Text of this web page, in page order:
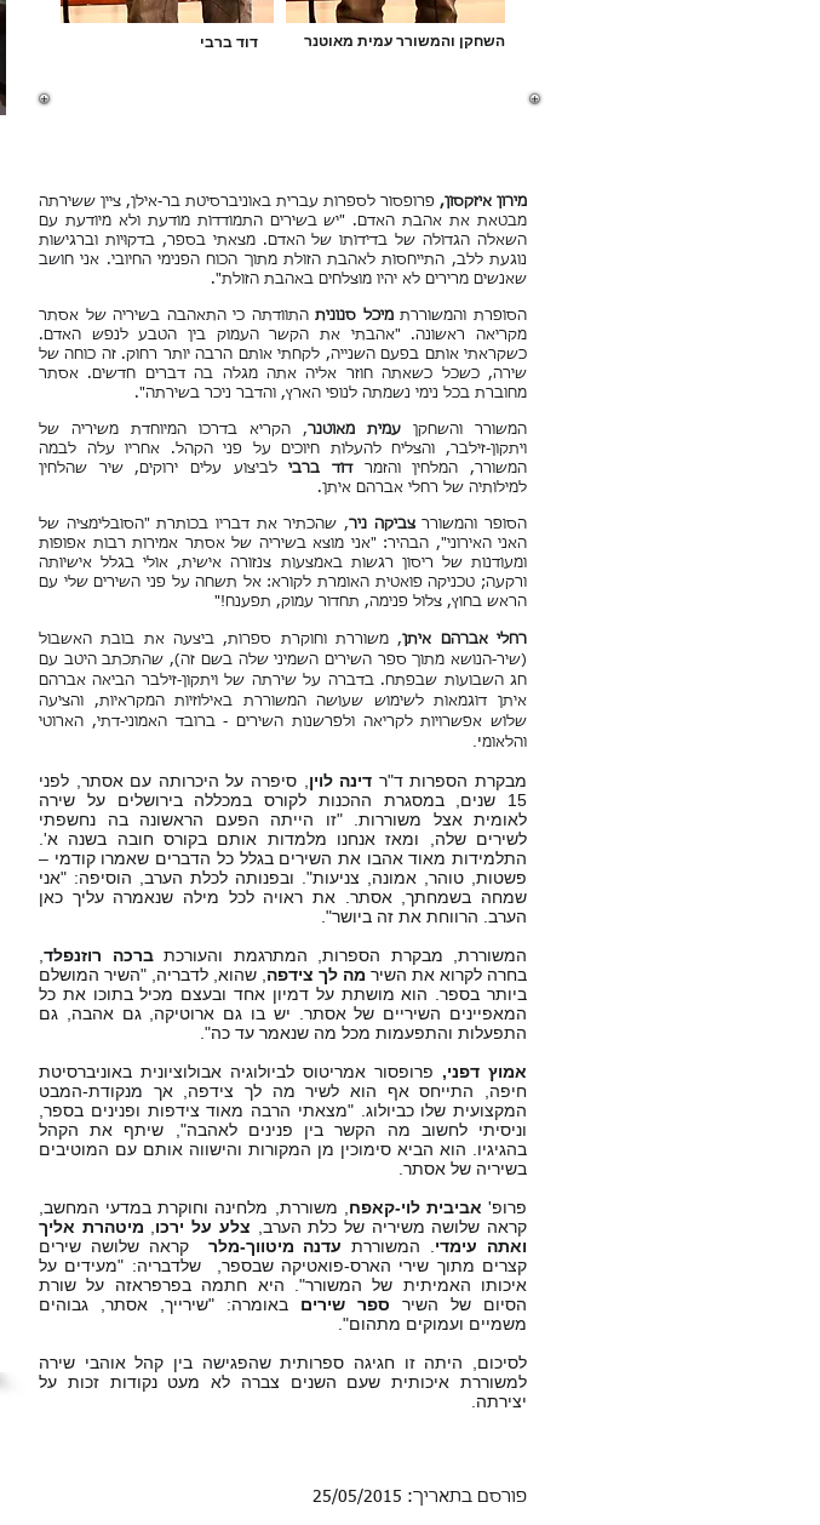
דוד ברבי השחקן והמשורר עמית מאוטנר
מירון איזקסון, פרופסור לספרות עברית באוניברסיטת בר-אילן, ציין ששירתה
מבטאת את אהבת האדם. "יש בשירים התמודדות מודעת ולא מיודעת עם
השאלה הגדולה של בדידותו של האדם. מצאתי בספר, בדקוּיות וברגישות
נוגעת ללב, התייחסות לאהבת הזולת מתוך הכוח הפנימי החיובי. אני חושב
שאנשים מרירים לא יהיו מוצלחים באהבת הזולת".
הסופרת והמשוררתמיכל סנוניתהתוודתה כי התאהבה בשיריה של אסתר
מקריאה ראשונה. "אהבתי את הקשר העמוק בין הטבע לנפש האדם.
כשקראתי אותם בפעם השנייה, לקחתי אותם הרבה יותר רחוק. זה כוחה של
שירה, כשכל כשאתה חוזר אליה אתה מגלה בה דברים חדשים. אסתר
מחוברת בכל נימי נשמתה לנופי הארץ, והדבר ניכר בשירתה".
המשורר והשחקן עמית מאוטנר, הקריא בדרכו המיוחדת משיריה של
ויתקון-זילבר, והצליח להעלות חיוכים על פני הקהל. אחריו עלה לבמה
המשורר, המלחין והזמרדוד ברבילביצוע עלים ירוקים, שיר שהלחין
למילותיה של רחלי אברהם איתן.
הסופר והמשוררצביקה ניר, שהכתיר את דבריו בכותרת "הסובלימציה של
האני האירוני", הבהיר: "אני מוצא בשיריה של אסתר אמירות רבות אפופות
ומעודנות של ריסון רגשות באמצעות צנזורה אישית, אולי בגלל אישיותה
ורקעה; טכניקה פואטית האומרת לקורא: אל תשחה על פני השירים שלי עם
הראש בחוץ, צלול פנימה, תחדור עמוק, תפענח!"
רחלי אברהם איתן, משוררת וחוקרת ספרות, ביצעה את בובת האשבול
(שיר-הנושא מתוך ספר השירים השמיני שלה בשם זה), שהתכתב היטב עם
חג השבועות שבפתח. בדברה על שירתה של ויתקון-זילבר הביאה אברהם
איתן דוגמאות לשימוש שעושה המשוררת באילוזיות המקראיות, והציעה
שלוש אפשרויות לקריאה ולפרשנות השירים - ברובד האמוני-דתי, הארוטי
והלאומי.
מבקרת הספרות ד"ר דינה לוין , סיפרה על היכרותה עם אסתר, לפני
15 שנים, במסגרת ההכנות לקורס במכללה בירושלים על שירה
לאומית אצל משוררות. "זו הייתה הפעם הראשונה בה נחשפתי
לשירים שלה, ומאז אנחנו מלמדות אותם בקורס חובה בשנה א'.
התלמידות מאוד אהבו את השירים בגלל כל הדברים שאמרו קודמי –
פשטות, טוהר, אמונה, צניעות". ובפנותה לכלת הערב, הוסיפה: "אני
שמחה בשמחתך, אסתר. את ראויה לכל מילה שנאמרה עליך כאן
הערב. הרווחת את זה ביושר".
המשוררת, מבקרת הספרות, המתרגמת והעורכתברכה רוזנפלד
בחרה לקרוא את השיר מה לך צידפה , שהוא, לדבריה, "השיר המושלם
ביותר בספר. הוא מושתת על דמיון אחד ובעצם מכיל בתוכו את כל
המאפיינים השיריים של אסתר. יש בו גם ארוטיקה, גם אהבה, גם
התפעלות והתפעמות מכל מה שנאמר עד כה".
אמוץ דפני, פרופסור אמריטוס לביולוגיה אבולוציונית באוניברסיטת
חיפה, התייחס אף הוא לשיר מה לך צידפה, אך מנקודת-המבט
המקצועית שלו כביולוג. "מצאתי הרבה מאוד צידפות ופנינים בספר,
וניסיתי לחשוב מה הקשר בין פנינים לאהבה", שיתף את הקהל
בהגיגיו. הוא הביא סימוכין מן המקורות והישווה אותם עם המוטיבים
בשיריה של אסתר.
פרופ' אביבית לוי-קאפח , משוררת, מלחינה וחוקרת במדעי המחשב,
קראה שלושה משיריה של כלת הערב, צלע על ירכו
מיטהרת אליך
ואתה עימדי . המשוררת עדנה מיטווך-מלר קראה שלושה שירים
קצרים מתוך שירי הארס-פואטיקה שבספר, שלדבריה: "מעידים על
איכותו האמיתית של המשורר". היא חתמה בפרפראזה על שורת
הסיום של השיר ספר שירים באומרה: "שירייך, אסתר, גבוהים
משמיים ועמוקים מתהום".
לסיכום, היתה זו חגיגה ספרותית שהפגישה בין קהל אוהבי שירה
למשוררת איכותית שעם השנים צברה לא מעט נקודות זכות על
יצירתה.
פורסם בתאריך: 25/05/2015